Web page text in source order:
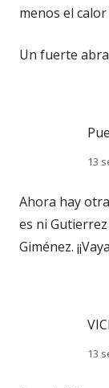
menos el
Un fuerte
13
Ahora hay
es ni Gutierrez
Giménez.
13